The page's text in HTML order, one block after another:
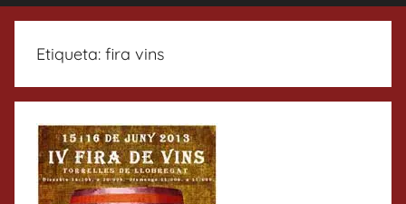
Etiqueta: fira vins